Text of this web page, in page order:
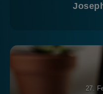
27.